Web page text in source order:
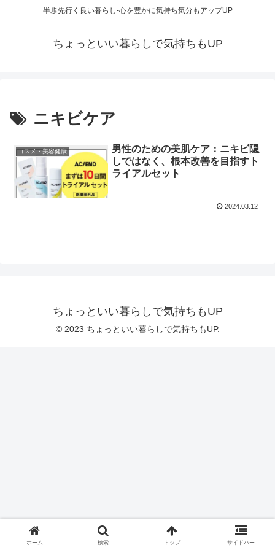
半歩先行く良い暮らし-心を豊かに気持ち気分もアップUP
ちょっといい暮らしで気持ちもUP
ニキビケア
コスメ・美容健康
男性のための美肌ケア：ニキビ隠
しではなく、根本改善を目指すト
ライアルセット
2024.03.12
ちょっといい暮らしで気持ちもUP
© 2023 ちょっといい暮らしで気持ちもUP.
ホーム 検索 トップ サイドバー